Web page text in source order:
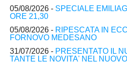
05/08/2026 - SPECIALE
ORE 21,30
05/08/2026 - RIPESCATA IN
FORNOVO MEDESANO
31/07/2026 - PRESENTATO IL
TANTE LE NOVITA' NEL